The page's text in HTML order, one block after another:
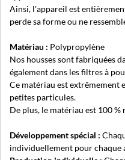
Ainsi, l'appareil est
perde sa forme ou ne
Matériau : Polypropylène
Nos housses sont fabriquées
également dans les filtres à
Ce matériau est extrêmement
petites particules.
De plus, le matériau est 100 %
Développement spécial :
individuellement pour chaque